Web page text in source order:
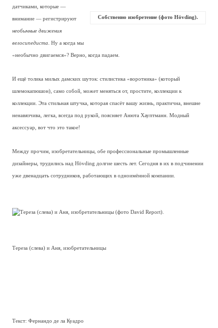
Собственно изобретение (фото Hövding).
датчиками, которые —
внимание — регистрируют
необычные движения
велосипедиста . Ну а когда мы
«необычно двигаемся»? Верно, когда падаем.
И ещё толика милых дамских шуток: стилистика «воротника» (который
шлемокапюшон), само собой, может меняться от, простите, коллекции к
коллекции. Эта стильная штучка, которая спасёт вашу жизнь, практична, внешне
ненавязчива, легка, всегда под рукой, поясняет Анюта Хауптманн. Модный
аксессуар, вот что это такое!
Между прочим, изобретательницы, обе профессиональные промышленные
дизайнеры, трудились над Hövding долгие шесть лет. Сегодня в их в подчинении
уже двенадцать сотрудников, работающих в одноимённой компании.
Тереза (слева) и Аня, изобретательницы
Текст: Фернандо де ла Куадро